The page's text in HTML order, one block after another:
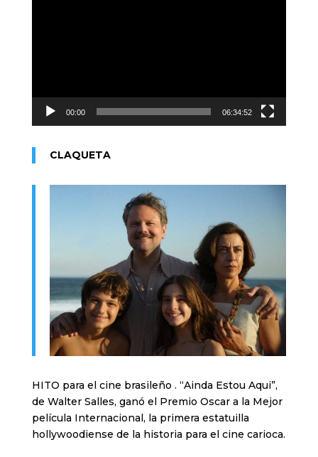
00:00 06:34:52
CLAQUETA
HITO para el cine brasileño . “Ainda Estou Aqui”,
de Walter Salles, ganó el Premio Oscar a la Mejor
película Internacional, la primera estatuilla
hollywoodiense de la historia para el cine carioca.